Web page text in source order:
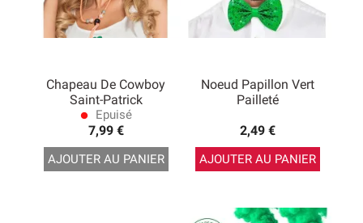
Chapeau De Cowboy
Saint-Patrick
lens Epuisé
7,99 €
AJOUTER AU PANIER
Noeud Papillon Vert
Pailleté
2,49 €
AJOUTER AU PANIER